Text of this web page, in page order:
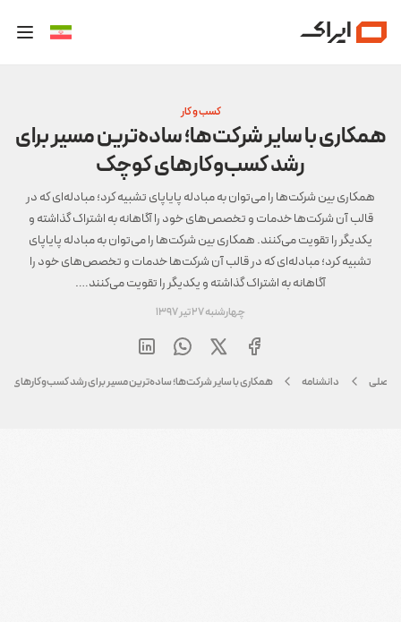
کسب و کار
همکاری با سایر شرکت‌ها؛ ساده‌ترین مسیر برای
رشد کسب‌وکارهای کوچک
همکاری بین شرکت‌ها را می‌توان به مبادله پایاپای تشبیه کرد؛ مبادله‌ای که در
قالب آن شرکت‌ها خدمات و تخصص‌های خود را آگاهانه به اشتراک گذاشته و
یکدیگر را تقویت می‌کنند. همکاری بین شرکت‌ها را می‌توان به مبادله پایاپای
تشبیه کرد؛ مبادله‌ای که در قالب آن شرکت‌ها خدمات و تخصص‌های خود را
آگاهانه به اشتراک گذاشته و یکدیگر را تقویت می‌کنند….
چهارشنبه 27 تیر 1397
اصلی دانشنامه همکاری با سایر شرکت‌ها؛ ساده‌ترین مسیر برای رشد کسب‌وکارهای